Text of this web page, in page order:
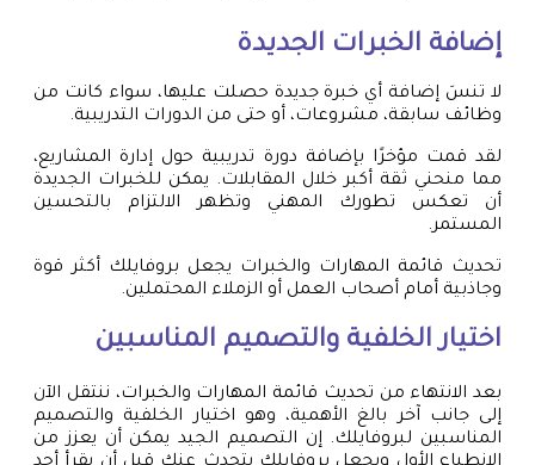
إضافة الخبرات الجديدة
لا تنسَ إضافة أي خبرة جديدة حصلت عليها، سواء كانت من
وظائف سابقة، مشروعات، أو حتى من الدورات التدريبية.
لقد قمت مؤخرًا بإضافة دورة تدريبية حول إدارة المشاريع،
مما منحني ثقة أكبر خلال المقابلات. يمكن للخبرات الجديدة
أن تعكس تطورك المهني وتظهر الالتزام بالتحسين
المستمر.
تحديث قائمة المهارات والخبرات يجعل بروفايلك أكثر قوة
وجاذبية أمام أصحاب العمل أو الزملاء المحتملين.
اختيار الخلفية والتصميم المناسبين
بعد الانتهاء من تحديث قائمة المهارات والخبرات، ننتقل الآن
إلى جانب آخر بالغ الأهمية، وهو اختيار الخلفية والتصميم
المناسبين لبروفايلك. إن التصميم الجيد يمكن أن يعزز من